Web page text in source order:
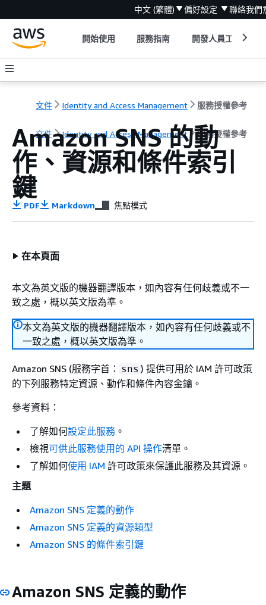
中文 (繁體) 偏好設定 聯絡我們
開始使用 服務指南 開發人員工具
文件 Identity and Access Management 服務授權參考
文件 Identity and Access Management 服務授權參考
Amazon SNS 的動
作、資源和條件索引
鍵
PDF Markdown 焦點模式
在本頁面
本文為英文版的機器翻譯版本，如內容有任何歧義或不一
致之處，概以英文版為準。
本文為英文版的機器翻譯版本，如內容有任何歧義或不
一致之處，概以英文版為準。
Amazon SNS (服務字首： sns ) 提供可用於 IAM 許可政策
的下列服務特定資源、動作和條件內容金鑰。
參考資料：
了解如何設定此服務 。
檢視可供此服務使用的 API 操作清單。
了解如何使用 IAM 許可政策來保護此服務及其資源。
主題
Amazon SNS 定義的動作
Amazon SNS 定義的資源類型
Amazon SNS 的條件索引鍵
Amazon SNS 定義的動作